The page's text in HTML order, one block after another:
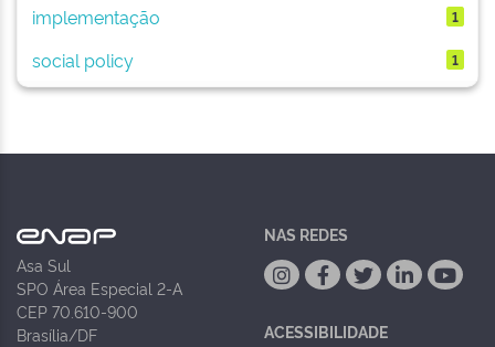
implementação 1
social policy 1
Asa Sul
SPO Área Especial 2-A
CEP 70.610-900
Brasília/DF
NAS REDES
ACESSIBILIDADE